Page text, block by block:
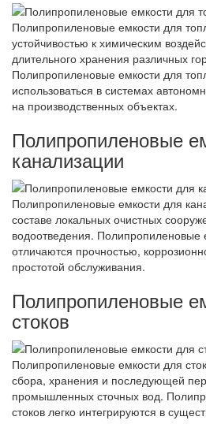
Полипропиленовые емкости для
устойчивостью к химическим
длительного хранения различных
Полипропиленовые емкости для
использоваться в системах
на производственных объектах.
Полипропиленовые
канализации
Полипропиленовые емкости для
составе локальных очистных
водоотведения. Полипропиленовые
отличаются прочностью,
простотой обслуживания.
Полипропиленовые
стоков
Полипропиленовые емкости для
сбора, хранения и последующей
промышленных сточных вод.
стоков легко интегрируются в